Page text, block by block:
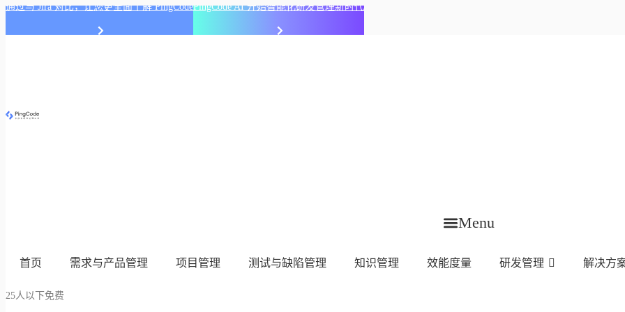
通过与 Jira 对比，让您更全面了解 PingCodePingCode AI 开始智能化研发管理新时代
Menu
首页 需求与产品管理 项目管理 测试与缺陷管理 知识管理 效能度量 研发管理 解决方
25人以下免费